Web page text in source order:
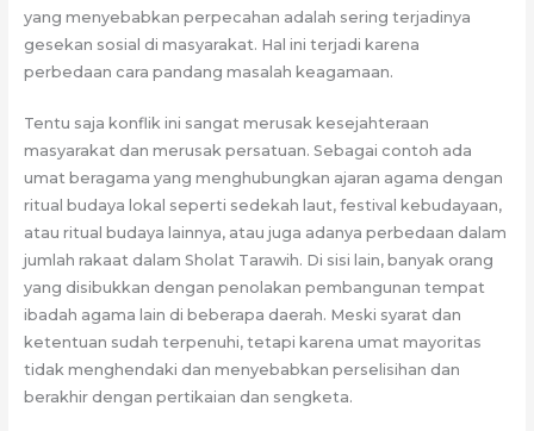
yang menyebabkan perpecahan adalah sering terjadinya
gesekan sosial di masyarakat. Hal ini terjadi karena
perbedaan cara pandang masalah keagamaan.
Tentu saja konflik ini sangat merusak kesejahteraan
masyarakat dan merusak persatuan. Sebagai contoh ada
umat beragama yang menghubungkan ajaran agama dengan
ritual budaya lokal seperti sedekah laut, festival kebudayaan,
atau ritual budaya lainnya, atau juga adanya perbedaan dalam
jumlah rakaat dalam Sholat Tarawih. Di sisi lain, banyak orang
yang disibukkan dengan penolakan pembangunan tempat
ibadah agama lain di beberapa daerah. Meski syarat dan
ketentuan sudah terpenuhi, tetapi karena umat mayoritas
tidak menghendaki dan menyebabkan perselisihan dan
berakhir dengan pertikaian dan sengketa.